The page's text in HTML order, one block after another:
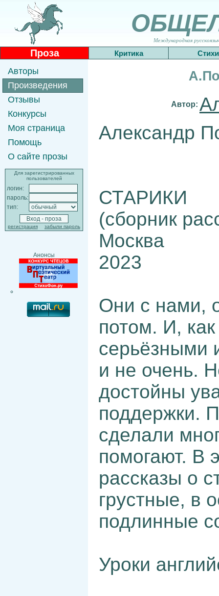
Международная
Проза Критика Стихи
Авторы
Произведения
Отзывы
Конкурсы
Моя страница
Помощь
О сайте прозы
Для зарегистрированных
пользователей
логин:
пароль:
тип:
регистрация забыли пароль
Анонсы
Автор:
Александр
СТАРИКИ
(сборник
Москва
2023
Они с нами,
потом. И,
серьёзными
и не очень.
достойны
поддержки.
сделали
помогают. В
рассказы о
грустные, в
подлинные
Уроки